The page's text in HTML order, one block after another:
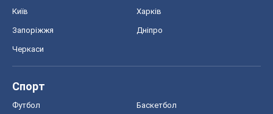
Київ Харків
Запоріжжя Дніпро
Черкаси
Спорт
Футбол Баскетбол